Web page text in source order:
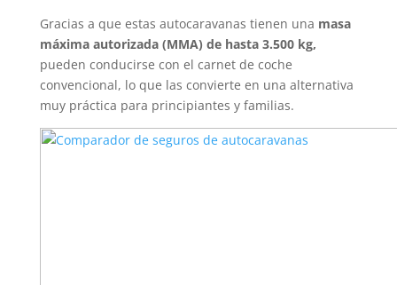
Gracias a que estas autocaravanas tienen una masa
máxima autorizada (MMA) de hasta 3.500 kg,
pueden conducirse con el carnet de coche
convencional, lo que las convierte en una alternativa
muy práctica para principiantes y familias.